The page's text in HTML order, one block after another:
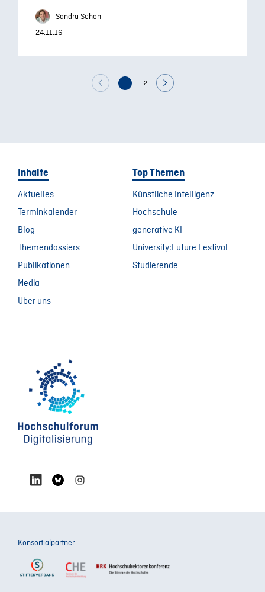
Sandra Schön
24.11.16
1 2
Inhalte
Aktuelles
Terminkalender
Blog
Themendossiers
Publikationen
Media
Über uns
Top Themen
Künstliche Intelligenz
Hochschule
generative KI
University:Future Festival
Studierende
Konsortialpartner